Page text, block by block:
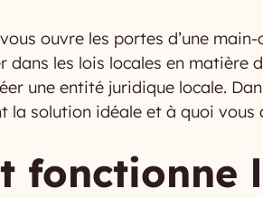
vous ouvre les portes d’une
dans les lois locales en matière
une entité juridique locale.
la solution idéale et à quoi vous
fonctionne